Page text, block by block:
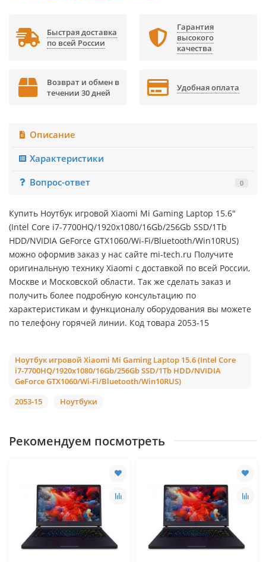
Быстрая доставка
по всей России
Гарантия
высокого
качества
Возврат и обмен в
течении 30 дней
Удобная оплата
Описание
Характеристики
Вопрос-ответ
0
Купить Ноутбук игровой Xiaomi Mi Gaming Laptop 15.6"
(Intel Core i7-7700HQ/1920x1080/16Gb/256Gb SSD/1Tb
HDD/NVIDIA GeForce GTX1060/Wi-Fi/Bluetooth/Win10RUS)
можно оформив заказ у нас сайте mi-tech.ru Получите
оригинальную технику Xiaomi с доставкой по всей России,
Москве и Московской области. Так же сделать заказ и
получить более подробную консультацию по
характеристикам и функционалу оборудования вы можете
по телефону горячей линии. Код товара 2053-15
Ноутбук игровой Xiaomi Mi Gaming Laptop 15.6 (Intel Core
i7-7700HQ/1920x1080/16Gb/256Gb SSD/1Tb HDD/NVIDIA
GeForce GTX1060/Wi-Fi/Bluetooth/Win10RUS)
2053-15
Ноутбуки
Рекомендуем посмотреть